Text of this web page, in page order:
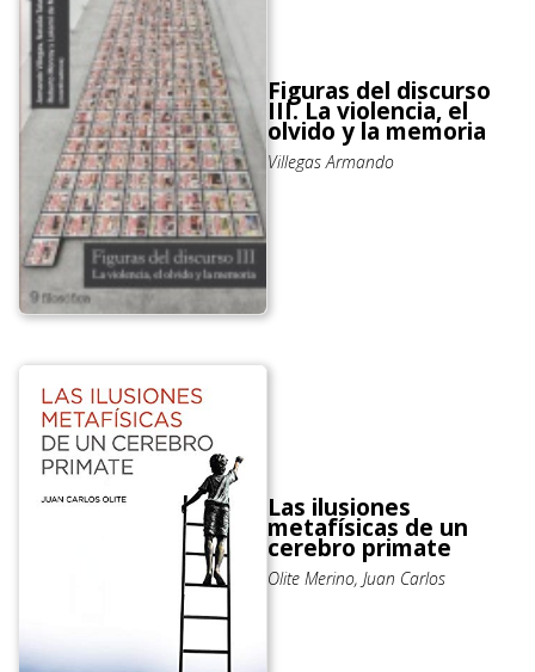
Figuras del discurso
III. La violencia, el
olvido y la memoria
Villegas Armando
Las ilusiones
metafísicas de un
cerebro primate
Olite Merino, Juan Carlos